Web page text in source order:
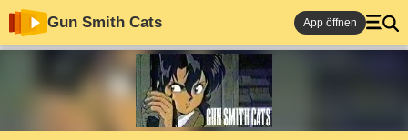
Gun Smith Cats App öffnen